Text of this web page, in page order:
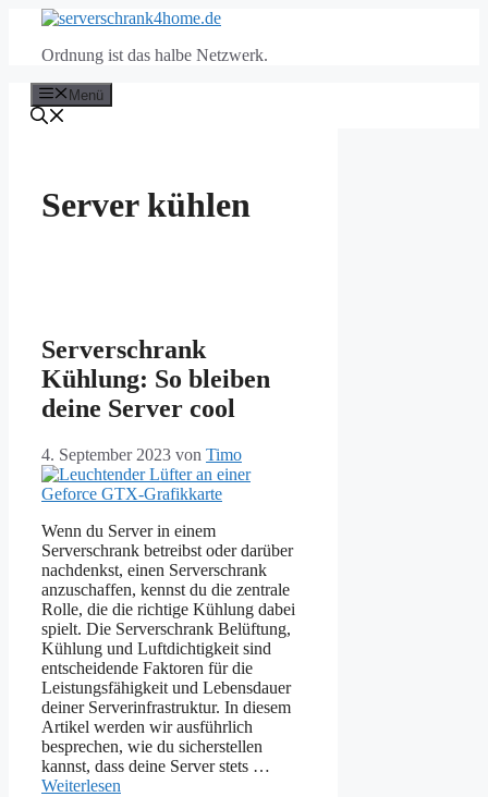
springenOrdnung ist das halbe Netzwerk.
Menü
Server kühlen
Serverschrank
Kühlung: So bleiben
deine Server cool
4. September 2023 von Timo
Wenn du Server in einem
Serverschrank betreibst oder darüber
nachdenkst, einen Serverschrank
anzuschaffen, kennst du die zentrale
Rolle, die die richtige Kühlung dabei
spielt. Die Serverschrank Belüftung,
Kühlung und Luftdichtigkeit sind
entscheidende Faktoren für die
Leistungsfähigkeit und Lebensdauer
deiner Serverinfrastruktur. In diesem
Artikel werden wir ausführlich
besprechen, wie du sicherstellen
kannst, dass deine Server stets …
Weiterlesen